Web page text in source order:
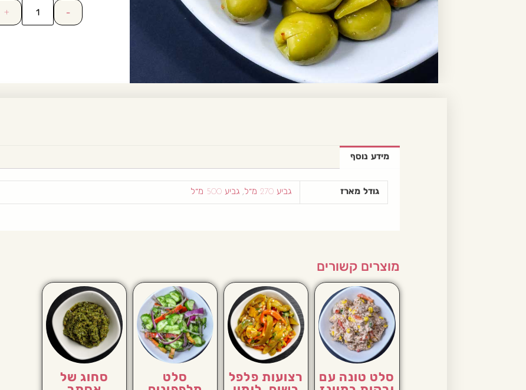
מידע נוסף
גודל מארז גביע 270 מ״ל , גביע 500 מ״ל
מוצרים קשורים
סלט טונה עם
רצועות פלפל
סלט
סחוג של